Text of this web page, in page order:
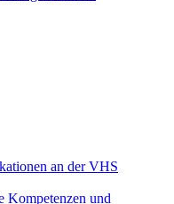
an der VHS
Kompetenzen und